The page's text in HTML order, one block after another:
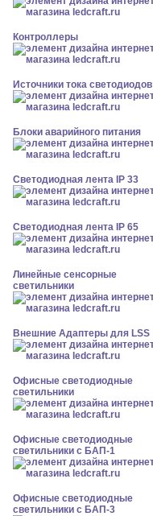
Контроллеры
Источники тока светодиодов
Блоки аварийного питания
Светодиодная лента IP 33
Светодиодная лента IP 65
Линейные сенсорные
светильники
Внешние Адаптеры для LSS
Офисные светодиодные
светильники
Офисные светодиодные
светильники с БАП-1
Офисные светодиодные
светильники с БАП-3